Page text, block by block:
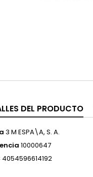
DEL PRODUCTO
3 M ESPA\A, S. A.
10000647
4054596614192